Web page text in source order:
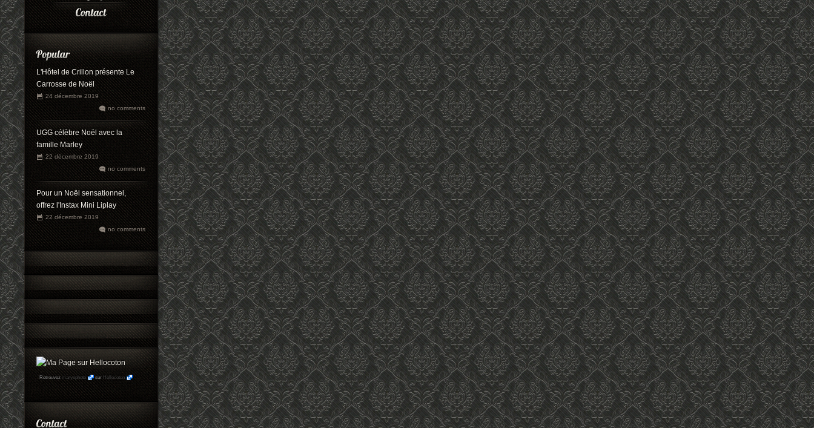
L'Hôtel de Crillon présente Le
Carrosse de Noël
24 décembre 2019
no comments
UGG célèbre Noël avec la
famille Marley
22 décembre 2019
no comments
Pour un Noël sensationnel,
offrez l'Instax Mini Liplay
22 décembre 2019
no comments
Retrouvez maryophoto sur Hellocoton